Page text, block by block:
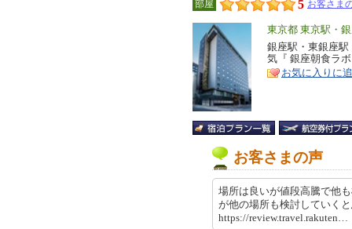
部屋 5 お客さま
エ
リ
ア
東京都 東京駅・
特
徴
銀座駅・東銀座
気『 銀座朝食ラ
お気に入りに
お客さまの声
場所は良いが値段高騰で他
が他の場所も検討していく
https://